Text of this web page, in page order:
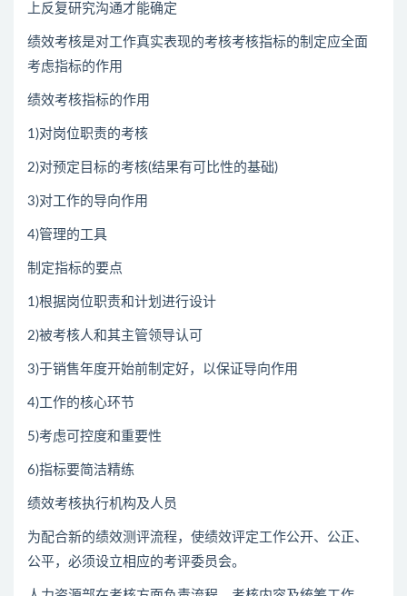
上反复研究沟通才能确定
绩效考核是对工作真实表现的考核考核指标的制定应全面
考虑指标的作用
绩效考核指标的作用
1)对岗位职责的考核
2)对预定目标的考核(结果有可比性的基础)
3)对工作的导向作用
4)管理的工具
制定指标的要点
1)根据岗位职责和计划进行设计
2)被考核人和其主管领导认可
3)于销售年度开始前制定好，以保证导向作用
4)工作的核心环节
5)考虑可控度和重要性
6)指标要简洁精练
绩效考核执行机构及人员
为配合新的绩效测评流程，使绩效评定工作公开、公正、
公平，必须设立相应的考评委员会。